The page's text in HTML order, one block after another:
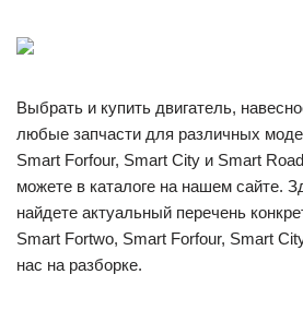
Выбрать и купить двигатель,
любые запчасти для различных
Smart Forfour, Smart City и Smart
можете в каталоге на нашем сайте.
найдете актуальный перечень
Smart Fortwo, Smart Forfour, Smart
нас на разборке.